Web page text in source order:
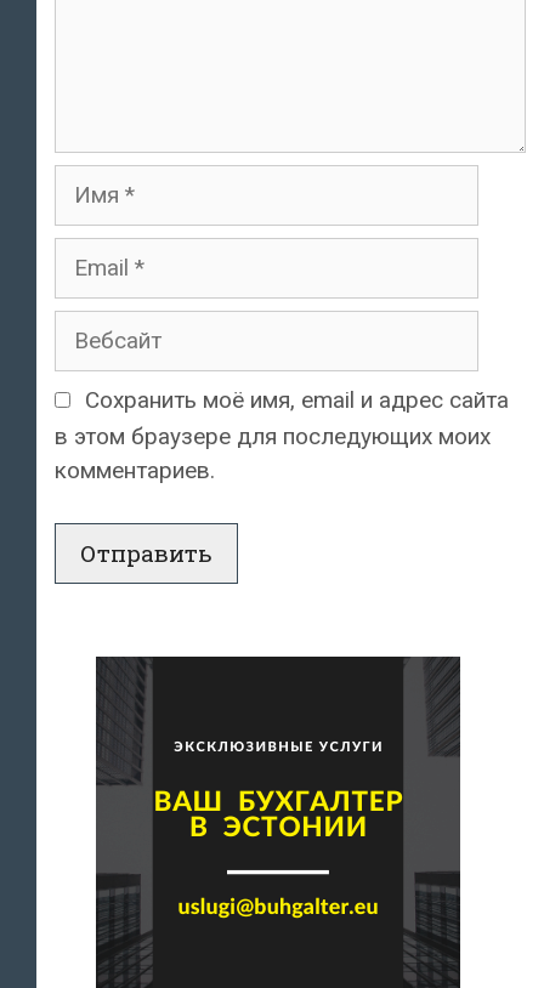
Имя
Email
Вебсайт
Сохранить моё имя, email и адрес сайта
в этом браузере для последующих моих
комментариев.